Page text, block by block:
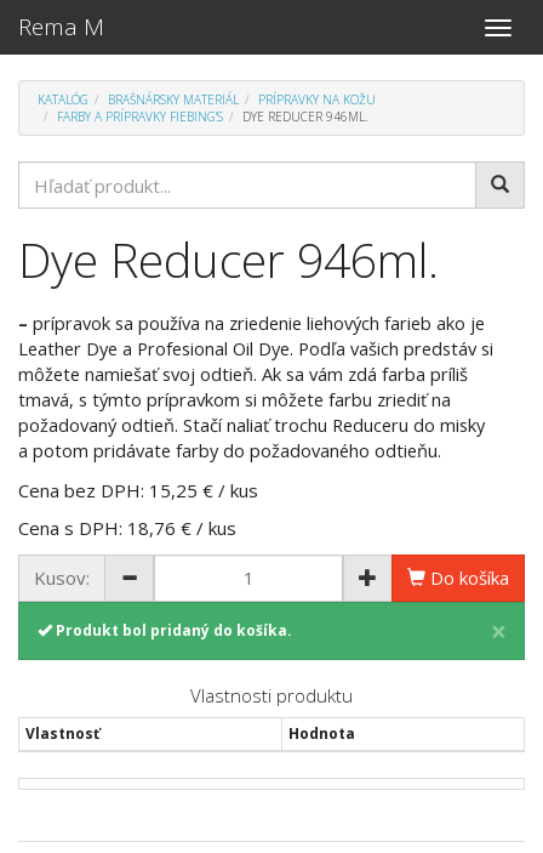
Toggle
Rema M
KATALÓG BRAŠNÁRSKY MATERIÁL
PRÍPRAVKY NA KOŽU
FARBY A PRÍPRAVKY FIEBING'S
DYE REDUCER 946ML.
Dye Reducer 946ml.
– prípravok sa používa na zriedenie liehových farieb ako je
Leather Dye a Profesional Oil Dye. Podľa vašich predstáv si
môžete namiešať svoj odtieň. Ak sa vám zdá farba príliš
tmavá, s týmto prípravkom si môžete farbu zriediť na
požadovaný odtieň. Stačí naliať trochu Reduceru do misky
a potom pridávate farby do požadovaného odtieňu.
Cena bez DPH: 15,25 € / kus
Cena s DPH: 18,76 € / kus
Kusov: Do košíka
×
Produkt bol pridaný do košíka.
Vlastnosti produktu
Vlastnosť Hodnota